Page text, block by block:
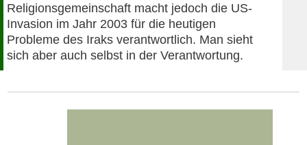
Religionsgemeinschaft macht jedoch die US-
Invasion im Jahr 2003 für die heutigen
Probleme des Iraks verantwortlich. Man sieht
sich aber auch selbst in der Verantwortung.